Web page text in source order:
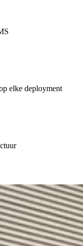
elke deployment